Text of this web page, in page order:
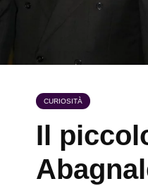
CURIOSITÀ
Il